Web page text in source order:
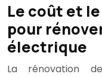
Le coût et
pour
électrique
La rénovation